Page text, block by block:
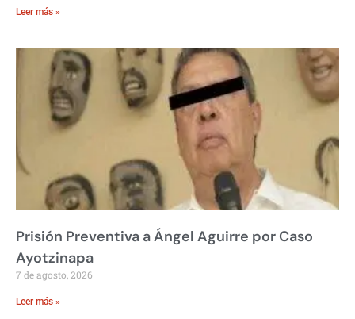
Leer más »
Prisión Preventiva a Ángel Aguirre por Caso
Ayotzinapa
7 de agosto, 2026
Leer más »